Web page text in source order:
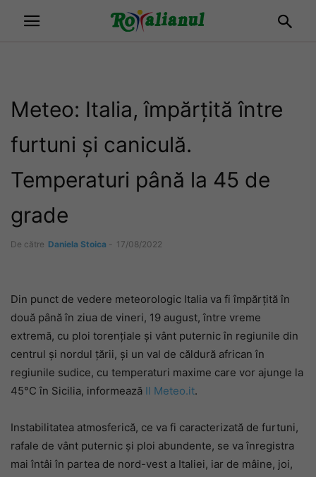
Meteo: Italia, împărțită între
furtuni și caniculă.
Temperaturi până la 45 de
grade
De către Daniela Stoica - 17/08/2022
Din punct de vedere meteorologic Italia va fi împărțită în
două până în ziua de vineri, 19 august, între vreme
extremă, cu ploi torențiale și vânt puternic în regiunile din
centrul și nordul țării, și un val de căldură african în
regiunile sudice, cu temperaturi maxime care vor ajunge la
45°C în Sicilia, informează Il Meteo.it.
Instabilitatea atmosferică, ce va fi caracterizată de furtuni,
rafale de vânt puternic și ploi abundente, se va înregistra
mai întâi în partea de nord-vest a Italiei, iar de mâine, joi,